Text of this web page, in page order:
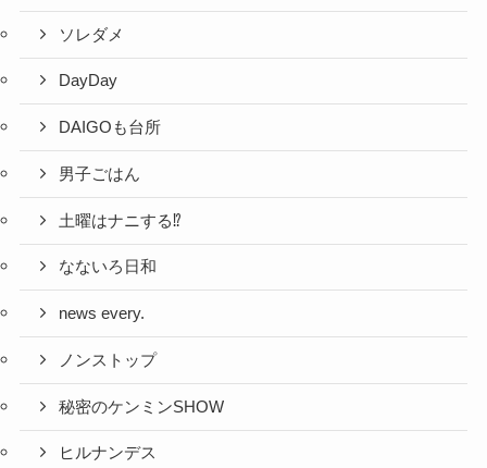
ソレダメ
DayDay
DAIGOも台所
男子ごはん
土曜はナニする⁉
なないろ日和
news every.
ノンストップ
秘密のケンミンSHOW
ヒルナンデス